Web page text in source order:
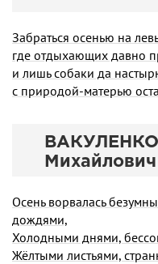
Забраться осенью на
где отдыхающих давно
и лишь собаки да
с природой-матерью
ВАКУЛЕНКО
Михайлович
Осень ворвалась
дождями,
Холодными днями,
Жёлтыми листьями,